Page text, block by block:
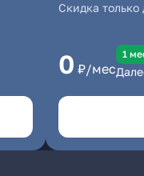
Скидка
0 ₽/мес
1